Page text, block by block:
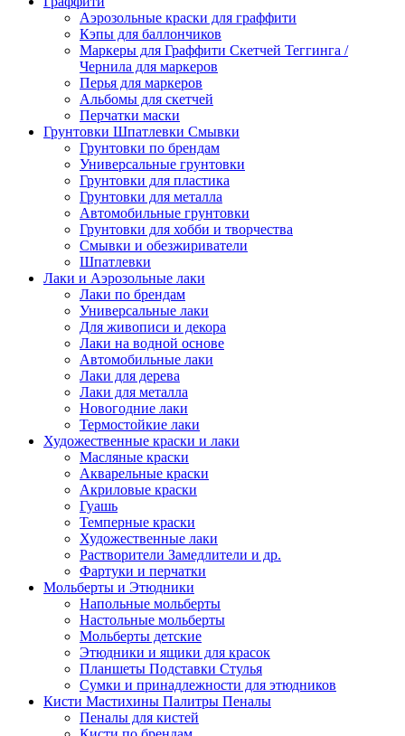
Аэрозольные краски для граффити
Кэпы для баллончиков
Маркеры для Граффити Скетчей Теггинга /
Чернила для маркеров
Перья для маркеров
Альбомы для скетчей
Перчатки маски
Грунтовки Шпатлевки Смывки
Грунтовки по брендам
Универсальные грунтовки
Грунтовки для пластика
Грунтовки для металла
Автомобильные грунтовки
Грунтовки для хобби и творчества
Смывки и обезжириватели
Шпатлевки
Лаки и Аэрозольные лаки
Лаки по брендам
Универсальные лаки
Для живописи и декора
Лаки на водной основе
Автомобильные лаки
Лаки для дерева
Лаки для металла
Новогодние лаки
Термостойкие лаки
Художественные краски и лаки
Масляные краски
Акварельные краски
Акриловые краски
Гуашь
Темперные краски
Художественные лаки
Растворители Замедлители и др.
Фартуки и перчатки
Мольберты и Этюдники
Напольные мольберты
Настольные мольберты
Мольберты детские
Этюдники и ящики для красок
Планшеты Подставки Стулья
Сумки и принадлежности для этюдников
Кисти Мастихины Палитры Пеналы
Пеналы для кистей